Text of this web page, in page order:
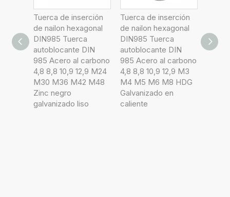
Tuerca de inserción
de nailon hexagonal
DIN985 Tuerca
autoblocante DIN
985 Acero al carbono
4,8 8,8 10,9 12,9 M3
M4 M5 M6 M8 HDG
Galvanizado en
caliente
DIN985 Tuerca de
inserción de nailon
hexagonal Tuerca
autoblocante DIN
985 Acero al carbono
4,8 8,8 10,9 12,9 M3
M4 M5 M6 M8
Geomet en escamas
de zinc Dacrome